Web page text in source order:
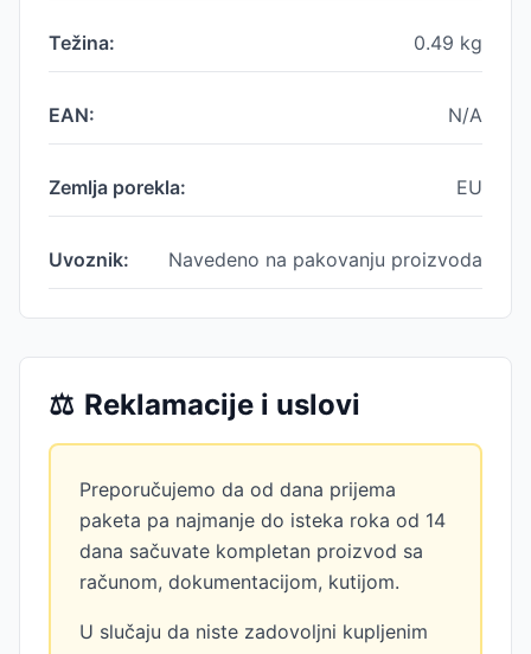
Težina: 0.49 kg
EAN: N/A
Zemlja porekla: EU
Uvoznik: Navedeno na pakovanju proizvoda
⚖️ Reklamacije i uslovi
Preporučujemo da od dana prijema
paketa pa najmanje do isteka roka od 14
dana sačuvate kompletan proizvod sa
računom, dokumentacijom, kutijom.
U slučaju da niste zadovoljni kupljenim